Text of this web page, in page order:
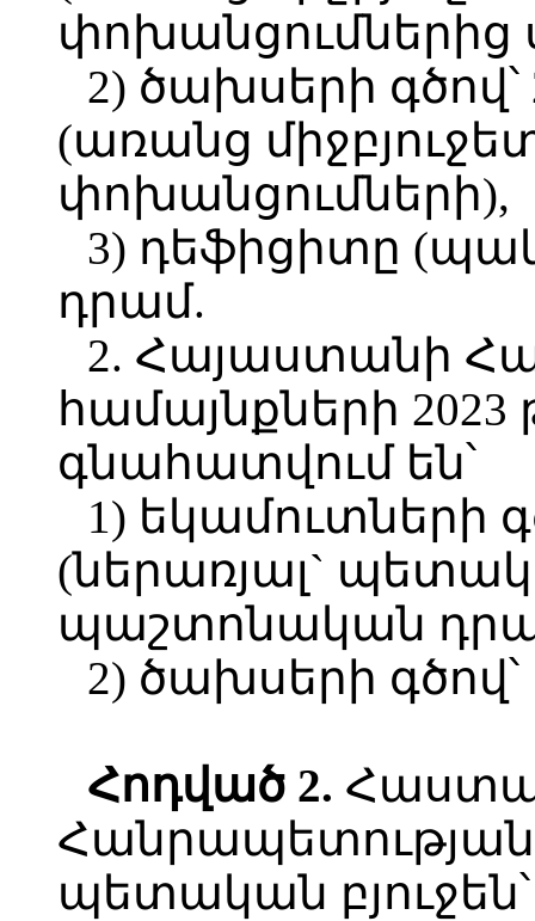
փոխանցումներից
2) ծախսերի գծով՝
(առանց
փոխանցումների),
3) դեֆիցիտը
դրամ.
2. Հայաստանի
համայնքների
գնահատվում են՝
1) եկամուտների
(ներառյալ`
պաշտոնական
2) ծախսերի գծով՝
Հոդված 2.
Հանրապետության
պետական բյուջեն՝